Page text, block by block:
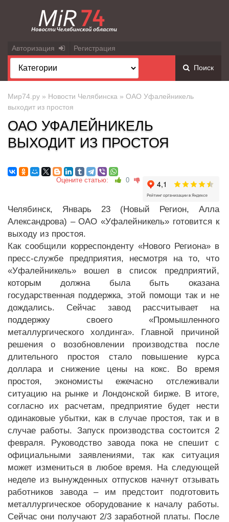
Авторизация Регистрация
Поиск
Мир74.ру » Новости Челябинска » ОАО Уфалейникель
выходит из простоя
ОАО УФАЛЕЙНИКЕЛЬ
ВЫХОДИТ ИЗ ПРОСТОЯ
Оцените статью: 0
Челябинск, Январь 23 (Новый Регион, Алла
Александрова) – ОАО «Уфалейникель» готовится к
выходу из простоя.
Как сообщили корреспонденту «Нового Региона» в
пресс-службе предприятия, несмотря на то, что
«Уфалейникель» вошел в список предприятий,
которым должна была быть оказана
государственная поддержка, этой помощи так и не
дождались. Сейчас завод рассчитывает на
поддержку своего «Промышленного
металлургического холдинга». Главной причиной
решения о возобновлении производства после
длительного простоя стало повышение курса
доллара и снижение цены на кокс. Во время
простоя, экономисты ежечасно отслеживали
ситуацию на рынке и Лондонской бирже. В итоге,
согласно их расчетам, предприятие будет нести
одинаковые убытки, как в случае простоя, так и в
случае работы. Запуск производства состоится 2
февраля. Руководство завода пока не спешит с
официальными заявлениями, так как ситуация
может измениться в любое время. На следующей
неделе из вынужденных отпусков начнут отзывать
работников завода – им предстоит подготовить
металлургическое оборудование к началу работы.
Сейчас они получают 2/3 заработной платы. После